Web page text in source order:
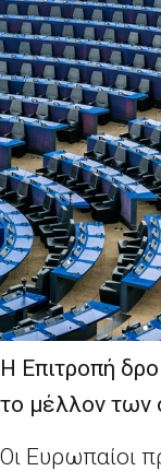
Η Επιτροπή
το μέλλον των
Οι Ευρωπαίοι